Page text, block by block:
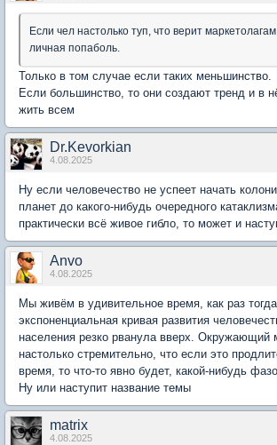
Если чел настолько туп, что верит
личная попаболь.
Только в том случае если таких меньшинство.
Если большинство, то они создают тренд и в
жить всем
Dr.Kevorkian
4.08.2025
Ну если человечество не успеет начать
планет до какого-нибудь очередного
практически всё живое гибло, то может и
Anvo
4.08.2025
Мы живём в удивительное время, как раз тогда
экспоненциальная кривая развития
населения резко рванула вверх. Окружающий
настолько стремительно, что если это
время, то что-то явно будет, какой-нибудь
Ну или наступит название темы
matrix
4.08.2025